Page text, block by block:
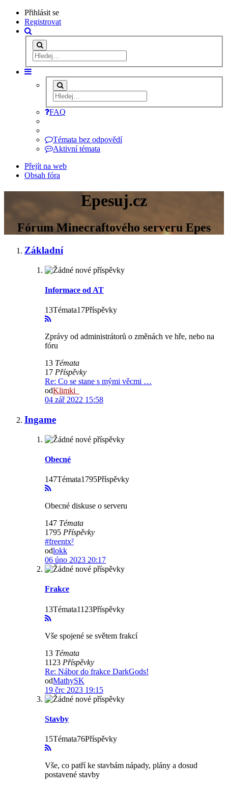
Přihlásit se
Registrovat
FAQ
Témata bez odpovědí
Aktivní témata
Přejít na web
Obsah fóra
Epesuj.cz
Fórum Minecraftového serveru Epes
Základní
Informace od AT
13Témata17Příspěvky
Zprávy od administrátorů o změnách ve hře, nebo na
fóru
13 Témata
17 Příspěvky
Re: Co se stane s mými věcmi …
odKlimki_
04 zář 2022 15:58
Ingame
Obecné
147Témata1795Příspěvky
Obecné diskuse o serveru
147 Témata
1795 Příspěvky
#freentx²
odlokk
06 úno 2023 20:17
Frakce
13Témata1123Příspěvky
Vše spojené se světem frakcí
13 Témata
1123 Příspěvky
Re: Nábor do frakce DarkGods!
odMathySK
19 črc 2023 19:15
Stavby
15Témata76Příspěvky
Vše, co patří ke stavbám nápady, plány a dosud
postavené stavby